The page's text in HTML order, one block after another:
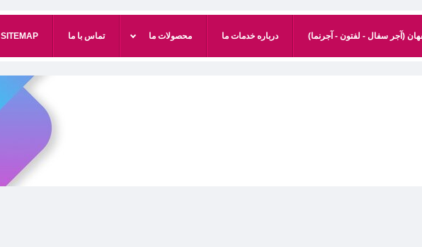
(آجر سفال - لفتون - آجرنما) درباره خدمات ما محصولات ما تماس با ما SITEMAP